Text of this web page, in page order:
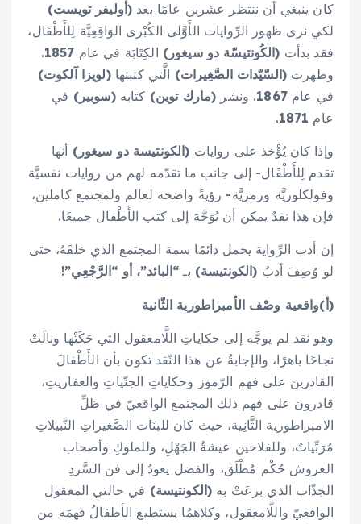
كان ينبغي أن ننتظر عشرين عامًا بعد (أوليفر تويست)
لكي نرى ظهور الرِّوايات الأَوَّلى الكُبْرى الوَاقِعِيَّة لِلأَطْفَال،
فقد بدأت (الكُونتيسّة دو سيغور) الكِتَابَة في عام 1857
.
وظهرت (السّيّدات الصَّغِيرات) الَّتي كتبتها (لويزا آلكوت)
في عام1867. ونشر (مارك توين) كتابه(سوبير) في
عام 1871
.
وإذا كان يُؤْخذ على روايات (الكونتيسة دو سيغور) أنها
تقدم لِلأَطْفَال- إلى جانب ما تقدّمه لهم من روايات نفسيَّة
وفولكلوريَّة ورمزيَّة- رؤيةً واضحة لعالم ولمجتمع كاملين،
فإن هذا نقدٌ يمكن أن يُوَجَّهَ إلى كتب الأَطْفال جميعًا.
إن أدب الرِّواية يحمل دائمًا سمة المجتمع الذي خلقَهُ، حتى
لو وُصِفَ أدبُ (الكونتيسة) بـ “البائد”، أو “الرَّجْعِي”!
(أ)واقعية وصْف الأمبراطورية الثّانية
وهو نقد لم يوجَّه إلى حكاياتِ اللَّامعقول التي حَكَتْها ونالَتْ
نجاحًا باهرًا، والإجابةُ عن هذا النّقد تكون بأن الأَطْفالَ
القادرينَ على فهم الرّموز وحكاياتِ الجنّياتِ والعفاريتِ،
قادرونَ على فهم ذلك المجتمع الواقعيّ في ظلِّ
الامبراطورية الثَّانِية، حيث كان للبنَات الصَّغيراتِ النَّبيلاتِ
مُرَبِّياتٌ، وللفلاحين عيشةُ الجَهْلِ، وللملوكِ وأصحاب
العروش حُكْم مُطْلَق، والفضل يعودُ إلى فن السَّردِ
الجذّاب الذي برعَتْ به (الكونتيسة) في حالتي المعقول
الواقعيّ واللَّامعقول، وكلاهمُا يستطيع الأطفالُ فهمَه من